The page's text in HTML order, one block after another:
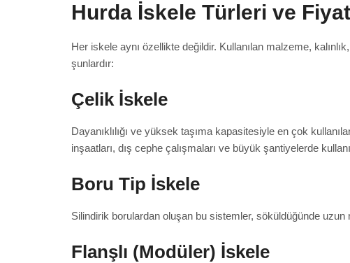
Hurda İskele Türleri ve
Her iskele aynı özellikte değildir. Kullanılan malzeme,
şunlardır:
Çelik İskele
Dayanıklılığı ve yüksek taşıma kapasitesiyle en çok
inşaatları, dış cephe çalışmaları ve büyük şantiyelerde
Boru Tip İskele
Silindirik borulardan oluşan bu sistemler, söküldüğünde
Flanşlı (Modüler) İskele